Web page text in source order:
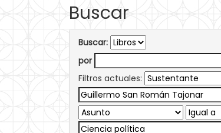
Buscar
Buscar:
por
Filtros actuales: